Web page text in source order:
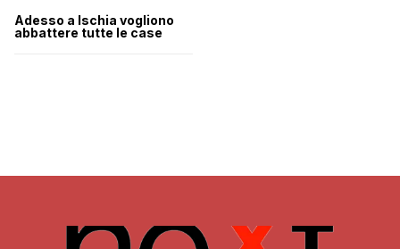
Adesso a Ischia vogliono
abbattere tutte le case